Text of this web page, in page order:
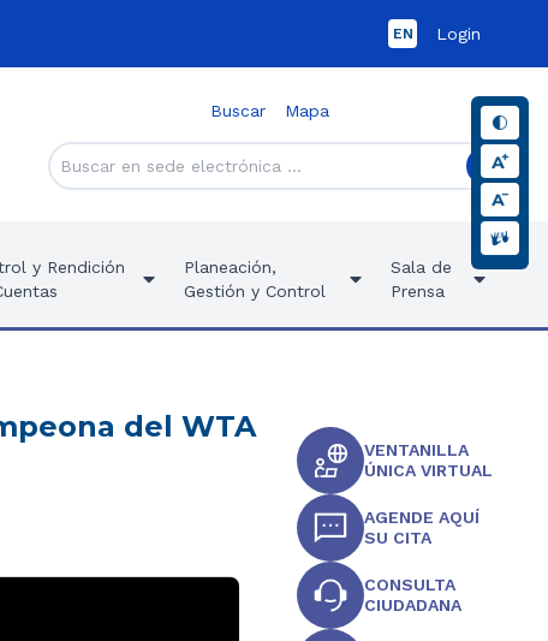
EN Login
Buscar Mapa
y Rendición
Planeación,
Gestión y Control
Sala de
Prensa
del WTA
VENTANILLA
ÚNICA VIRTUAL
AGENDE AQUÍ
SU CITA
CONSULTA
CIUDADANA